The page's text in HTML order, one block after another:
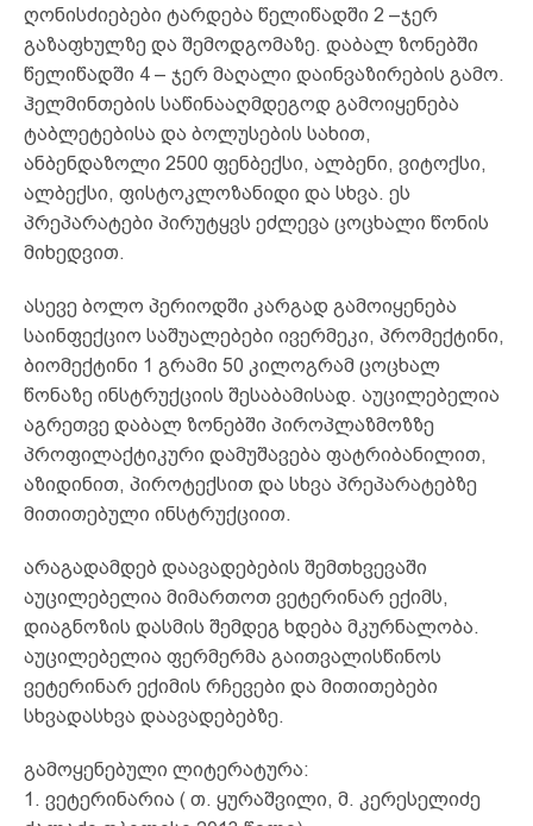
ღონისძიებები ტარდება წელიწადში 2 –ჯერ
გაზაფხულზე და შემოდგომაზე. დაბალ ზონებში
წელიწადში 4 – ჯერ მაღალი დაინვაზირების გამო.
ჰელმინთების საწინააღმდეგოდ გამოიყენება
ტაბლეტებისა და ბოლუსების სახით,
ანბენდაზოლი 2500 ფენბექსი, ალბენი, ვიტოქსი,
ალბექსი, ფისტოკლოზანიდი და სხვა. ეს
პრეპარატები პირუტყვს ეძლევა ცოცხალი წონის
მიხედვით.
ასევე ბოლო პერიოდში კარგად გამოიყენება
საინფექციო საშუალებები ივერმეკი, პრომექტინი,
ბიომექტინი 1 გრამი 50 კილოგრამ ცოცხალ
წონაზე ინსტრუქციის შესაბამისად. აუცილებელია
აგრეთვე დაბალ ზონებში პიროპლაზმოზზე
პროფილაქტიკური დამუშავება ფატრიბანილით,
აზიდინით, პიროტექსით და სხვა პრეპარატებზე
მითითებული ინსტრუქციით.
არაგადამდებ დაავადებების შემთხვევაში
აუცილებელია მიმართოთ ვეტერინარ ექიმს,
დიაგნოზის დასმის შემდეგ ხდება მკურნალობა.
აუცილებელია ფერმერმა გაითვალისწინოს
ვეტერინარ ექიმის რჩევები და მითითებები
სხვადასხვა დაავადებებზე.
გამოყენებული ლიტერატურა:
1. ვეტერინარია ( თ. ყურაშვილი, მ. კერესელიძე